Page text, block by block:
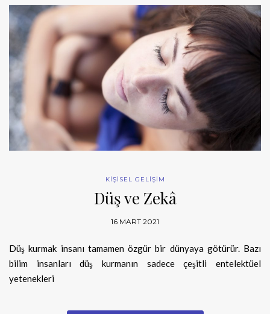
KİŞİSEL GELİŞİM
Düş ve Zekâ
16 MART 2021
Düş kurmak insanı tamamen özgür bir dünyaya götürür. Bazı
bilim insanları düş kurmanın sadece çeşitli entelektüel
yetenekleri